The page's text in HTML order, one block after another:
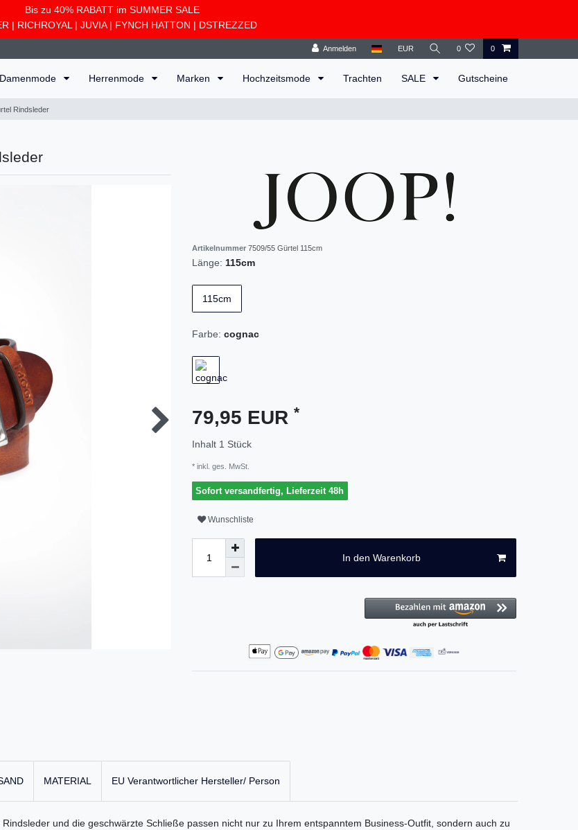
Bis zu 40% RABATT im SUMMER SALE
| RICHROYAL | JUVIA| FYNCH HATTON | DSTREZZED
Anmelden EUR 0 0
Damenmode Herrenmode Marken Hochzeitsmode Trachten SALE Gutscheine
Rindsleder
Artikelnummer 7509/55 Gürtel 115cm
Länge: 115cm
115cm
Farbe: cognac
79,95 EUR *
Inhalt 1 Stück
* inkl. ges. MwSt.
Sofort versandfertig, Lieferzeit 48h
Wunschliste
In den Warenkorb
MATERIAL EU Verantwortlicher Hersteller/ Person
und die geschwärzte Schließe passen nicht nur zu Ihrem entspanntem Business-Outfit, sondern auch zu